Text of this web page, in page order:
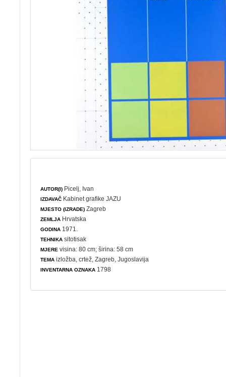
AUTOR(I) Picelj, Ivan
IZDAVAČ Kabinet grafike JAZU
MJESTO (IZRADE) Zagreb
ZEMLJA Hrvatska
GODINA 1971.
TEHNIKA sitotisak
MJERE visina: 80 cm; širina: 58 cm
TEMA izložba ,crtež , Zagreb, Jugoslavija
INVENTARNA OZNAKA 1798